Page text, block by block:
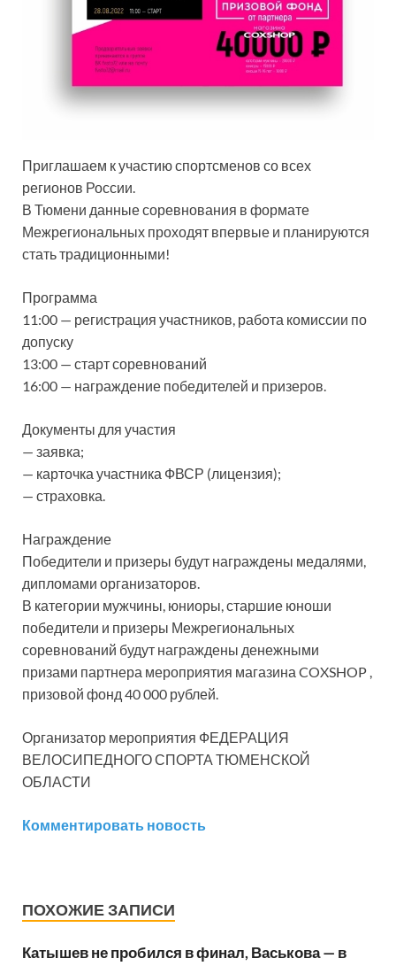
Приглашаем к участию спортсменов со всех
регионов России.
В Тюмени данные соревнования в формате
Межрегиональных проходят впервые и планируются
стать традиционными!
Программа
11:00 — регистрация участников, работа комиссии по
допуску
13:00 — старт соревнований
16:00 — награждение победителей и призеров.
Документы для участия
— заявка;
— карточка участника ФВСР (лицензия);
— страховка.
Награждение
Победители и призеры будут награждены медалями,
дипломами организаторов.
В категории мужчины, юниоры, старшие юноши
победители и призеры Межрегиональных
соревнований будут награждены денежными
призами партнера мероприятия магазина COXSHOP ,
призовой фонд 40 000 рублей.
Организатор мероприятия ФЕДЕРАЦИЯ
ВЕЛОСИПЕДНОГО СПОРТА ТЮМЕНСКОЙ
ОБЛАСТИ
Комментировать новость
ПОХОЖИЕ ЗАПИСИ
Катышев не пробился в финал, Васькова — в